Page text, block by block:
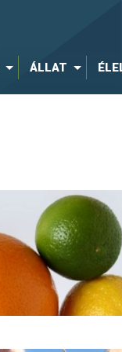
ÁLLAT